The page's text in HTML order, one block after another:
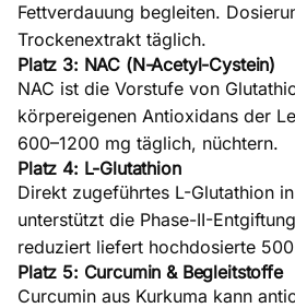
Fettverdauung begleiten.
Trockenextrakt täglich.
Platz 3: NAC (N-Acetyl-Cystein)
NAC ist die Vorstufe von
körpereigenen Antioxidans der
600–1200 mg täglich, nüchtern.
Platz 4: L-Glutathion
Direkt zugeführtes L-Glutathion
unterstützt die Phase-II-
reduziert liefert hochdosierte
Platz 5: Curcumin & Begleitstoffe
Curcumin aus Kurkuma kann